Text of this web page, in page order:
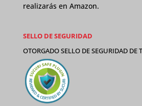
realizarás en Amazon.
SELLO DE SEGURIDAD
OTORGADO SELLO DE SEGURIDAD DE